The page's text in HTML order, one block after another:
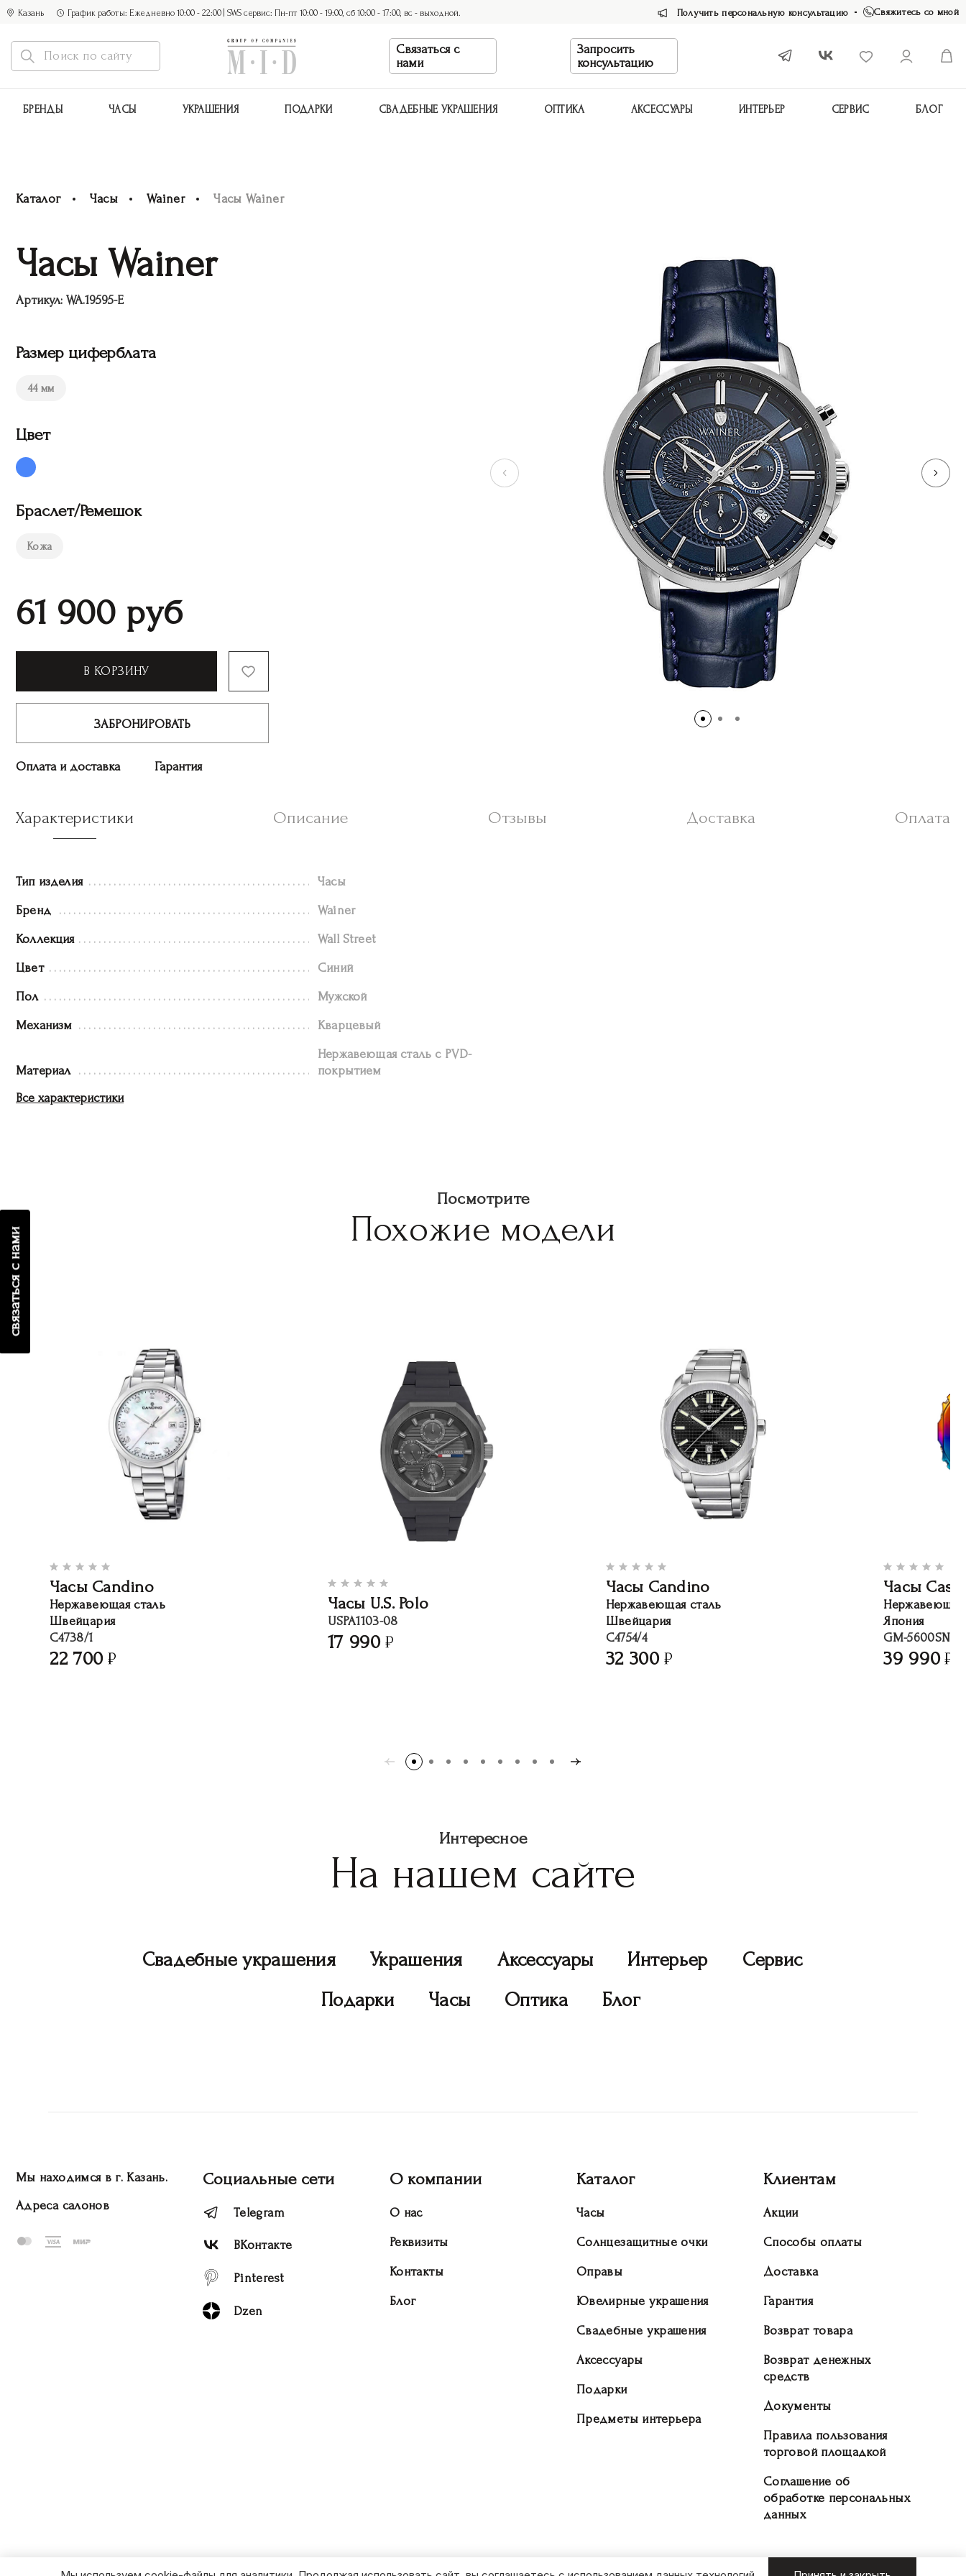
Казань График работы: Ежедневно 10:00 - 22:00 | SWS сервис: Пн-пт 10:00 - 19:00, сб 10:00 - 17:00, вс - выходной. Получить персональную консультацию Свяжитесь со мной
Связаться с
нами
Запросить
консультацию
БРЕНДЫ ЧАСЫ УКРАШЕНИЯ ПОДАРКИ СВАДЕБНЫЕ УКРАШЕНИЯ ОПТИКА АКСЕССУАРЫ ИНТЕРЬЕР СЕРВИС БЛОГ
связаться с нами
Каталог Часы Wainer Часы Wainer
Часы Wainer
Артикул: WA.19595-E
Размер циферблата
44 мм
Цвет
Браслет/Ремешок
Кожа
61 900 руб
В КОРЗИНУ
ЗАБРОНИРОВАТЬ
Оплата и доставка Гарантия
Характеристики Описание Отзывы Доставка Оплата
Тип изделия Часы
Бренд Wainer
Коллекция Wall Street
Цвет Синий
Пол Мужской
Механизм Кварцевый
Материал
Нержавеющая сталь с PVD-
покрытием
Все характеристики
Посмотрите
Похожие модели
Часы Candino
Нержавеющая сталь
Швейцария
C4738/1
22 700
Часы U.S. Polo
USPA1103-08
17 990
Часы Candino
Нержавеющая сталь
Швейцария
C4754/4
32 300
Часы Casio
Нержавеющая
Япония
GM-5600SN-
39 990
Интересное
На нашем сайте
Свадебные украшения Украшения Аксессуары Интерьер
Сервис
Подарки
Часы Оптика Блог
Мы находимся в г. Казань.
Адреса салонов
Социальные сети
Telegram
ВКонтакте
Pinterest
Dzen
О компании
О нас
Реквизиты
Контакты
Блог
Каталог
Часы
Солнцезащитные очки
Оправы
Ювелирные украшения
Свадебные украшения
Аксессуары
Подарки
Предметы интерьера
Клиентам
Акции
Способы оплаты
Доставка
Гарантия
Возврат товара
Возврат денежных
средств
Документы
Правила пользования
торговой площадкой
Соглашение об
обработке персональных
данных